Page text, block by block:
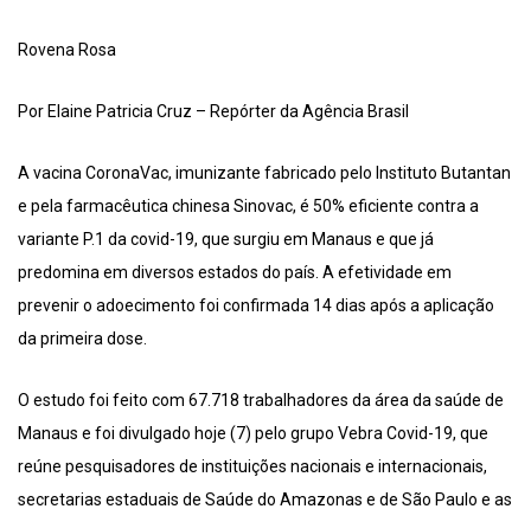
Rovena Rosa
Por Elaine Patricia Cruz – Repórter da Agência Brasil
A vacina CoronaVac, imunizante fabricado pelo Instituto Butantan
e pela farmacêutica chinesa Sinovac, é 50% eficiente contra a
variante P.1 da covid-19, que surgiu em Manaus e que já
predomina em diversos estados do país. A efetividade em
prevenir o adoecimento foi confirmada 14 dias após a aplicação
da primeira dose.
O estudo foi feito com 67.718 trabalhadores da área da saúde de
Manaus e foi divulgado hoje (7) pelo grupo Vebra Covid-19, que
reúne pesquisadores de instituições nacionais e internacionais,
secretarias estaduais de Saúde do Amazonas e de São Paulo e as